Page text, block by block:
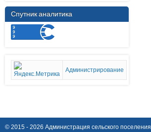
Спутник аналитика
Администрирование
© 2015 - 2026 Администрация сельского поселения